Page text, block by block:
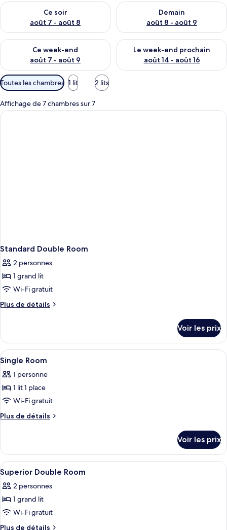
Ce soir
août 7 - août 8
Vérifier la disponibilité pour ce soir août 7 - août 8
Demain
août 8 - août 9
Vérifier la disponibilité pour
Ce week-end
août 7 - août 9
Vérifier la disponibilité pour ce week-end août 7 - août 9
Le week-end prochain
août 14 - août 16
Vérifier la disponibilité pour
Filtres
disponibles
pour
les
Toutes les chambres 1 lit 2 lits
Affichage de 7 chambres sur 7
Standard Double Room
2 personnes
1 grand lit
Wi-Fi gratuit
Plus de détails
Plus
le
type
de
chambre
Standard
Double
Voir les prix
Afficher
toutes
les
photos
pour
ce
chambre :
Single
Room
Literie de qualité supérieure,
2
Single Room
1 personne
1 lit 1 place
Wi-Fi gratuit
Plus de détails
Plus
le
type
de
chambre
Single
Room
Voir les prix
Afficher
toutes
les
photos
pour
ce
Literie de qualité supérieure,
2
Superior Double Room
2 personnes
1 grand lit
Wi-Fi gratuit
Plus de détails
Plus